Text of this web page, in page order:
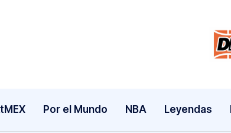
Por el Mundo NBA Leyendas